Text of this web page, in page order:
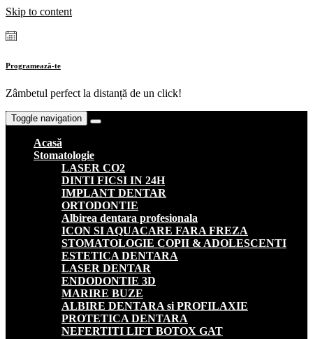
Skip to content
Programează-te
Zâmbetul perfect la distanță de un click!
Toggle navigation
Acasă
Stomatologie
LASER CO2
DINTI FICSI IN 24H
IMPLANT DENTAR
ORTODONTIE
Albirea dentara profesionala
ICON SI AQUACARE FARA FREZA
STOMATOLOGIE COPII & ADOLESCENTI
ESTETICA DENTARA
LASER DENTAR
ENDODONTIE 3D
MARIRE BUZE
ALBIRE DENTARA si PROFILAXIE
PROTETICA DENTARA
NEFERTITI LIFT BOTOX GAT